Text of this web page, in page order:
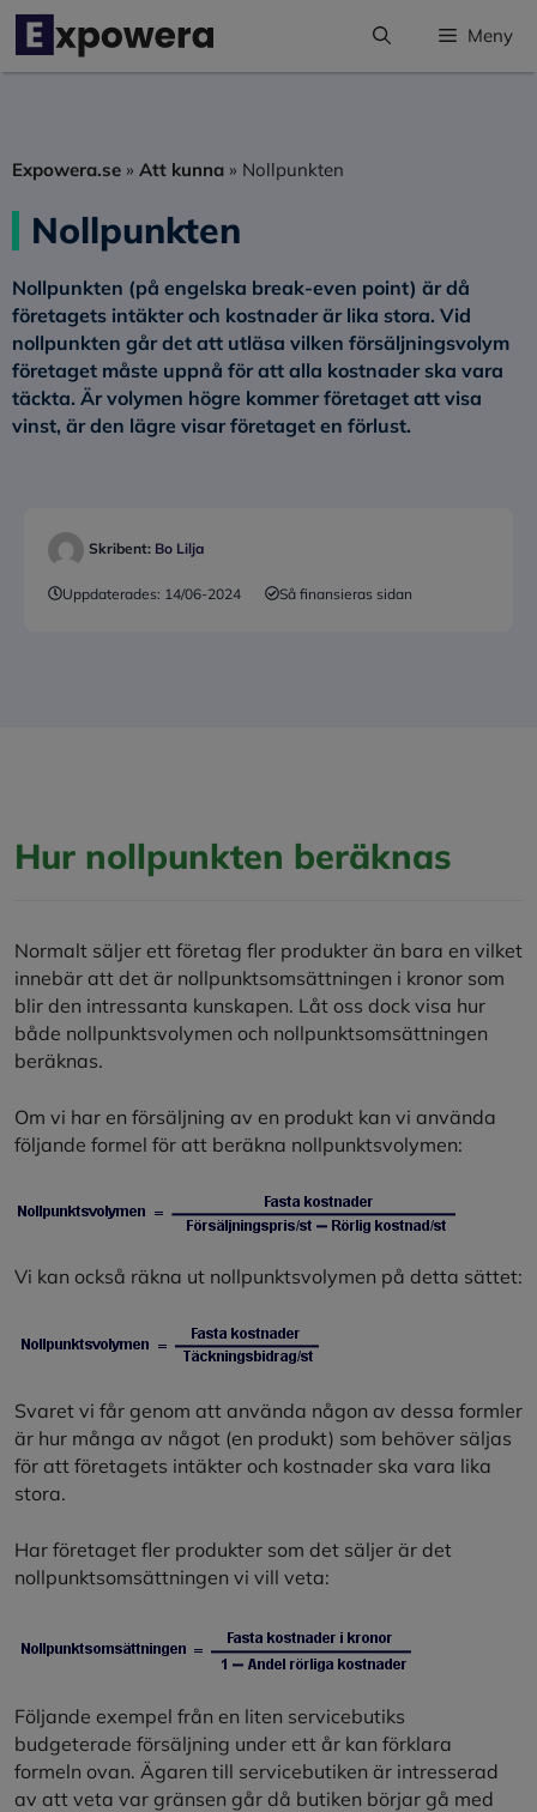
Hoppa
innehåll
Meny
Expowera.se » Att kunna » Nollpunkten
Nollpunkten
Nollpunkten (på engelska break-even point) är då
företagets intäkter och kostnader är lika stora. Vid
nollpunkten går det att utläsa vilken försäljningsvolym
företaget måste uppnå för att alla kostnader ska vara
täckta. Är volymen högre kommer företaget att visa
vinst, är den lägre visar företaget en förlust.
Skribent: Bo Lilja
Uppdaterades: 14/06-2024 Så finansieras sidan
Hur nollpunkten beräknas
Normalt säljer ett företag fler produkter än bara en vilket
innebär att det är nollpunktsomsättningen i kronor som
blir den intressanta kunskapen. Låt oss dock visa hur
både nollpunktsvolymen och nollpunktsomsättningen
beräknas.
Om vi har en försäljning av en produkt kan vi använda
följande formel för att beräkna nollpunktsvolymen:
Vi kan också räkna ut nollpunktsvolymen på detta sättet:
Svaret vi får genom att använda någon av dessa formler
är hur många av något (en produkt) som behöver säljas
för att företagets intäkter och kostnader ska vara lika
stora.
Har företaget fler produkter som det säljer är det
nollpunktsomsättningen vi vill veta:
Följande exempel från en liten servicebutiks
budgeterade försäljning under ett år kan förklara
formeln ovan. Ägaren till servicebutiken är intresserad
av att veta var gränsen går då butiken börjar gå med